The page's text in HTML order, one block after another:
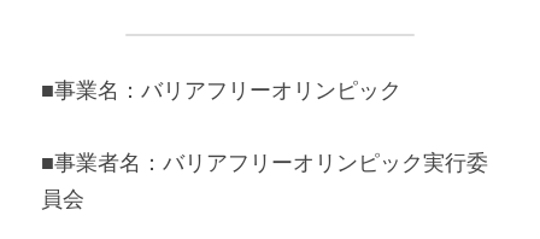
■事業名：バリアフリーオリンピック
■事業者名：バリアフリーオリンピック実行委
員会